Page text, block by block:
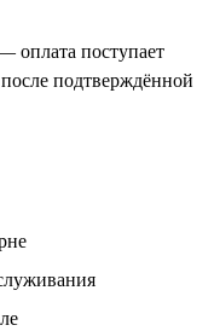
оплата поступает
подтверждённой